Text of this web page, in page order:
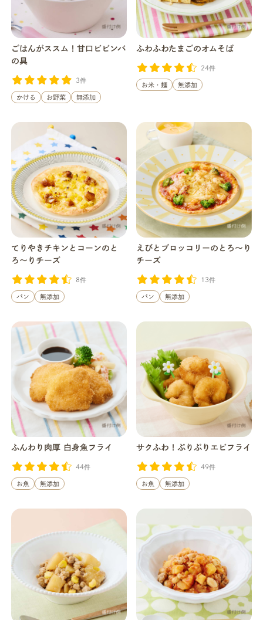
ごはんがススム！甘口ビビンバ
の具
3件
かける お野菜 無添加
ふわふわたまごのオムそば
24件
お米・麺 無添加
てりやきチキンとコーンのと
ろ〜りチーズ
8件
パン 無添加
えびとブロッコリーのとろ〜り
チーズ
13件
パン 無添加
ふんわり肉厚 白身魚フライ
44件
お魚 無添加
サクふわ！ぷりぷりエビフライ
49件
お魚 無添加